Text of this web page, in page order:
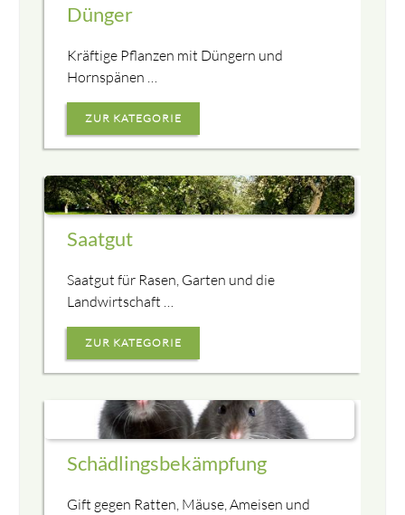
Dünger
Kräftige Pflanzen mit Düngern und
Hornspänen …
ZUR KATEGORIE
Saatgut
Saatgut für Rasen, Garten und die
Landwirtschaft …
ZUR KATEGORIE
Schädlingsbekämpfung
Gift gegen Ratten, Mäuse, Ameisen und